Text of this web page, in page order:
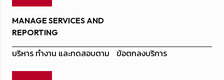
MANAGE SERVICES AND
REPORTING
บริหาร ทำงาน และทดสอบตาม ข้อตกลงบริการ